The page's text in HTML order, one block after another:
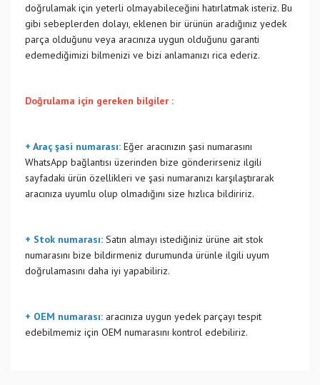
doğrulamak için yeterli olmayabileceğini hatırlatmak isteriz. Bu
gibi sebeplerden dolayı, eklenen bir ürünün aradığınız yedek
parça olduğunu veya aracınıza uygun olduğunu garanti
edemediğimizi bilmenizi ve bizi anlamanızı rica ederiz.
Doğrulama için gereken bilgiler :
+ Araç şasi numarası: Eğer aracınızın şasi numarasını
WhatsApp bağlantısı üzerinden bize gönderirseniz ilgili
sayfadaki ürün özellikleri ve şasi numaranızı karşılaştırarak
aracınıza uyumlu olup olmadığını size hızlıca bildiririz.
+ Stok numarası: Satın almayı istediğiniz ürüne ait stok
numarasını bize bildirmeniz durumunda ürünle ilgili uyum
doğrulamasını daha iyi yapabiliriz.
+ OEM numarası: aracınıza uygun yedek parçayı tespit
edebilmemiz için OEM numarasını kontrol edebiliriz.